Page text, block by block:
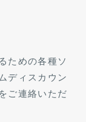
ための各種ソ
ディスカウン
ご連絡いただ